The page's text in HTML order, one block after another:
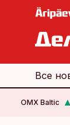
Все
OMX Baltic